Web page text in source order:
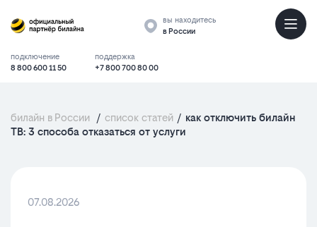
вы находитесь
в России
подключение
8 800 600 11 50
поддержка
+7 800 700 80 00
билайн в России / список статей / как отключить билайн
ТВ: 3 способа отказаться от услуги
07.08.2026